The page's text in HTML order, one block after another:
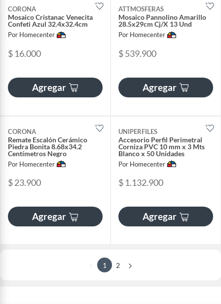
CORONA
Mosaico Cristanac Venecita
Confeti Azul 32.4x32.4cm
Por Homecenter
$ 16.000
Agregar
ATTMOSFERAS
Mosaico Pannolino Amarillo
28.5x29cm Cj/X 13 Und
Por Homecenter
$ 539.900
Agregar
CORONA
Remate Escalón Cerámico
Piedra Bonita 8.68x34.2
Centímetros Negro
Por Homecenter
$ 23.900
Agregar
UNIPERFILES
Accesorio Perfil Perimetral
Corniza PVC 10 mm x 3 Mts
Blanco x 50 Unidades
Por Homecenter
$ 1.132.900
Agregar
1 2